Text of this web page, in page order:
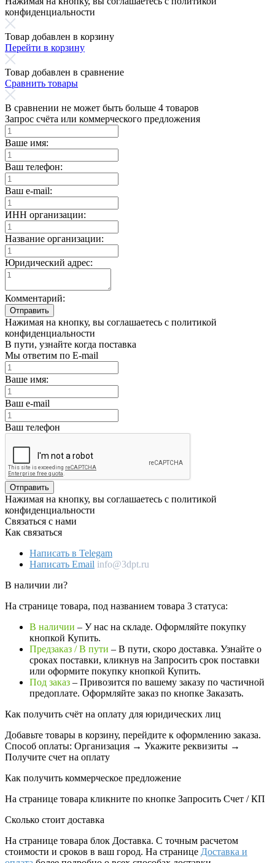
конфиденциальности
Товар добавлен в корзину
Перейти в корзину
Товар добавлен в сравнение
Сравнить товары
В сравнении не может быть больше 4 товаров
Запрос счёта или коммерческого предложения
Ваше имя:
Ваш телефон:
Ваш e-mail:
ИНН организации:
Название организации:
Юридический адрес:
Комментарий:
Отправить
Нажимая на кнопку, вы соглашаетесь с политикой
конфиденциальности
В пути, узнайте когда поставка
Мы ответим по E-mail
Ваше имя:
Ваш e-mail
Ваш телефон
Отправить
Нажимая на кнопку, вы соглашаетесь с политикой
конфиденциальности
Связаться с нами
Как связаться
Написать в Telegam
Написать Email info@3dpt.ru
В наличии ли?
На странице товара, под названием товара 3 статуса:
В наличии – У нас на складе. Оформляйте покупку
кнопкой Купить.
Предзаказ / В пути – В пути, скоро доставка. Узнайте о
сроках поставки, кликнув на Запросить cрок поставки
или оформите покупку кнопкой Купить.
Под заказ – Привозится по вашему заказу по частичной
предоплате. Оформляйте заказ по кнопке Заказать.
Как получить счёт на оплату для юридических лиц
Добавьте товары в корзину, перейдите к оформлению заказа.
Способ оплаты: Организация → Укажите реквизиты →
Получите счет на оплату
Как получить коммерческое предложение
На странице товара кликните по кнопке Запросить Счет / КП
Сколько стоит доставка
На странице товара блок Доставка. С точным расчетом
стоимости и сроков в ваш город. На странице Доставка и